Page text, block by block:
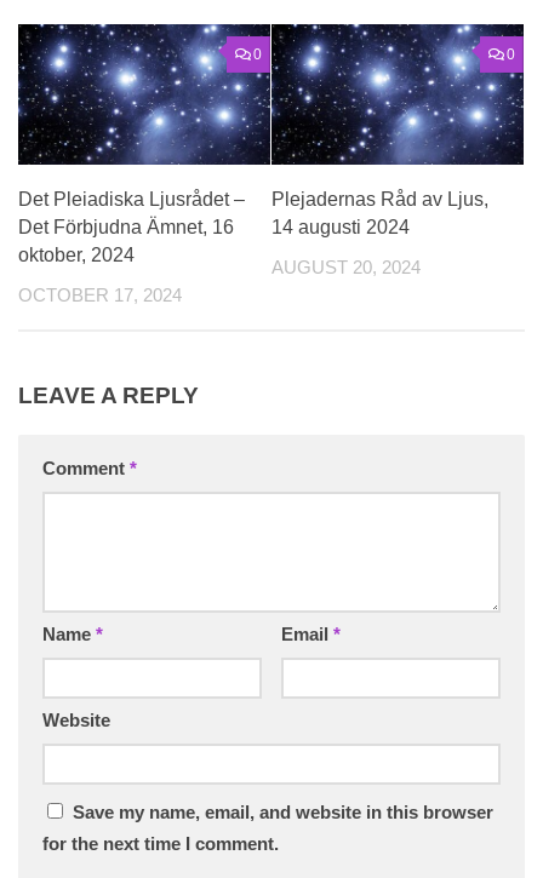
0
Det Pleiadiska Ljusrådet –
Det Förbjudna Ämnet, 16
oktober, 2024
OCTOBER 17, 2024
0
Plejadernas Råd av Ljus,
14 augusti 2024
AUGUST 20, 2024
LEAVE A REPLY
Comment *
Name * Email *
Website
Save my name, email, and website in this browser
for the next time I comment.